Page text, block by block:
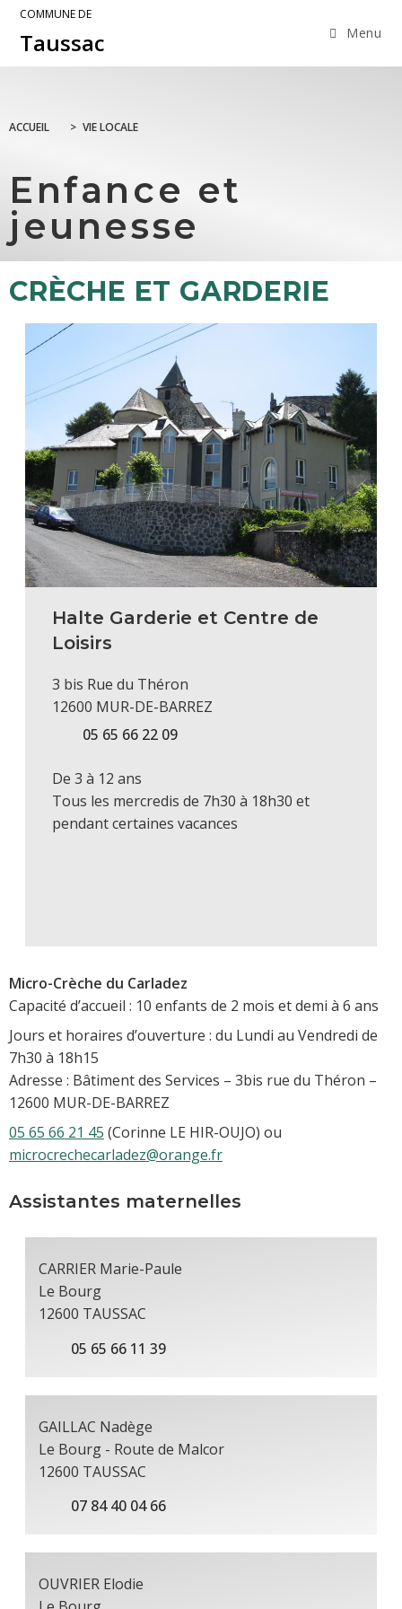
COMMUNE DE
Taussac Menu
ACCUEIL > VIE LOCALE
Enfance et
jeunesse
CRÈCHE ET GARDERIE
Halte Garderie et Centre de
Loisirs
3 bis Rue du Théron
12600 MUR-DE-BARREZ
05 65 66 22 09
De 3 à 12 ans
Tous les mercredis de 7h30 à 18h30 et
pendant certaines vacances
Micro-Crèche du Carladez
Capacité d’accueil : 10 enfants de 2 mois et demi à 6 ans
Jours et horaires d’ouverture : du Lundi au Vendredi de
7h30 à 18h15
Adresse : Bâtiment des Services – 3bis rue du Théron –
12600 MUR-DE-BARREZ
05 65 66 21 45 (Corinne LE HIR-OUJO) ou
microcrechecarladez@orange.fr
Assistantes maternelles
CARRIER Marie-Paule
Le Bourg
12600 TAUSSAC
05 65 66 11 39
GAILLAC Nadège
Le Bourg - Route de Malcor
12600 TAUSSAC
07 84 40 04 66
OUVRIER Elodie